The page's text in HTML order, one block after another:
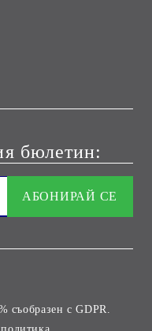
бюлетин:
съобразен с GDPR.